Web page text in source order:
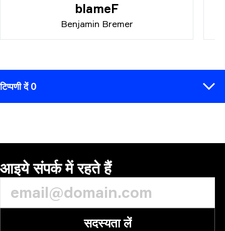
blameF
Benjamin Bremer
टिप्पणी दें 0
आइये संपर्क में रहते हैं
सदस्यता लें